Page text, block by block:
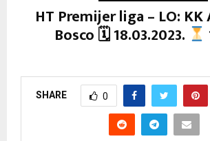
HT Premijer liga – LO: KK
Bosco 🗓 18.03.2023.
SHARE 0